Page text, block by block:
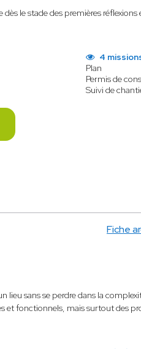
le stade des premières réflexions
4
Plan
Permis de
Suivi de
Fiche
sans se perdre dans la
et fonctionnels, mais surtout des